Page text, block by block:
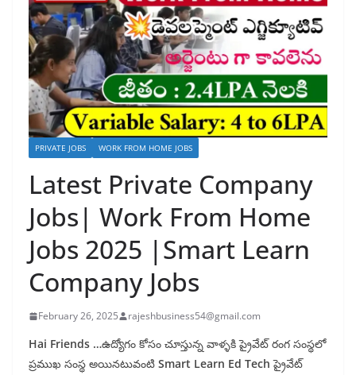
PRIVATE JOBS WORK FROM HOME JOBS
Latest Private Company
Jobs| Work From Home
Jobs 2025 |Smart Learn
Company Jobs
February 26, 2025 rajeshbusiness54@gmail.com
Hai Friends …ఉద్యోగం కోసం చూస్తున్న వాళ్ళకి ప్రైవేట్ రంగ సంస్థలో
ప్రముఖ సంస్థ అయినటువంటి Smart Learn Ed Tech ప్రైవేట్